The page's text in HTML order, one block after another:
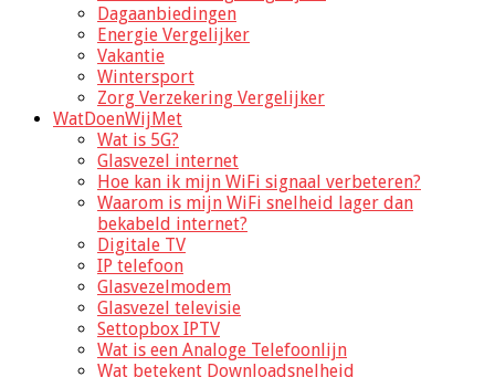
Dagaanbiedingen
Energie Vergelijker
Vakantie
Wintersport
Zorg Verzekering Vergelijker
WatDoenWijMet
Wat is 5G?
Glasvezel internet
Hoe kan ik mijn WiFi signaal verbeteren?
Waarom is mijn WiFi snelheid lager dan
bekabeld internet?
Digitale TV
IP telefoon
Glasvezelmodem
Glasvezel televisie
Settopbox IPTV
Wat is een Analoge Telefoonlijn
Wat betekent Downloadsnelheid